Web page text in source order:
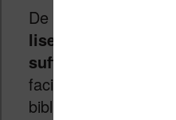
De mon côté, je
liseuses proposent
suffisantes
facilement ses
bibliothèque. Mais